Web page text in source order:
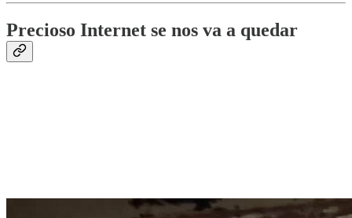
Precioso Internet se nos va a quedar